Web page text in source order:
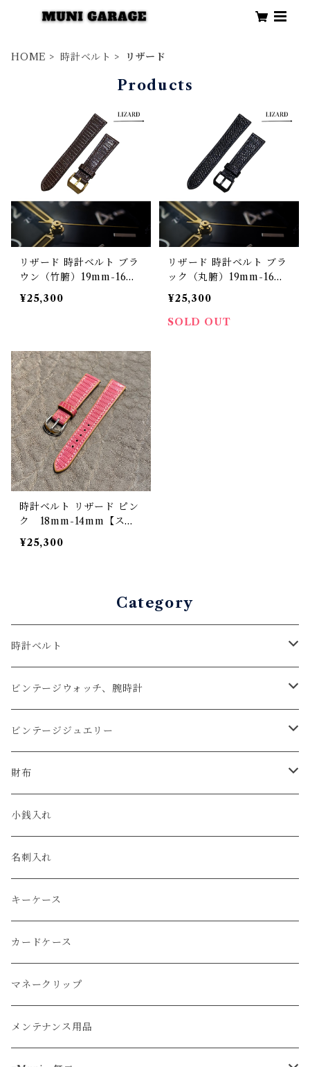
HOME 時計ベルト リザード
Products
リザード 時計ベルト ブラ
ウン（竹腑）19mm-16m
m【スタンダード】フルフ
¥25,300
リザード 時計ベルト ブラ
ック（丸腑）19mm-16m
m【スタンダード】フルフ
¥25,300
SOLD OUT
時計ベルト リザード ピン
ク 18mm-14mm【スタ
ンダード】フルフラット
型 腕時計バンド
¥25,300
Category
時計ベルト
アップルウォッチベルト
コードバン
クロコダイル
エコレザー
エレファント
アリゲーター
リザード
ガルーシャ（エイ）
牛革
ビンテージウォッチ、腕時計
オメガ / OMEGA
ユリスナルダン / ULYSSE NARDIN
セイコー / SEIKO
ルミノックス / LUMINOX
エルメス / HERMES
ビンテージジュエリー
カルティエ / Cartier
財布
コンパクト
長財布
小銭入れ
名刺入れ
キーケース
カードケース
マネークリップ
メンテナンス用品